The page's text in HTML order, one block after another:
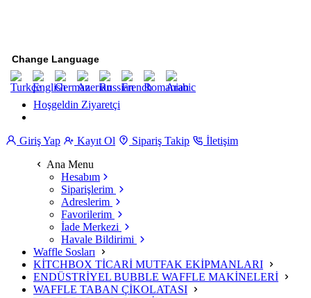
Change Language
Hoşgeldin Ziyaretçi
Giriş Yap Kayıt Ol Sipariş Takip
İletişim
Ana Menu
Hesabım
Siparişlerim
Adreslerim
Favorilerim
İade Merkezi
Havale Bildirimi
Waffle Sosları
KİTCHBOX TİCARİ MUTFAK EKİPMANLARI
ENDÜSTRİYEL BUBBLE WAFFLE MAKİNELERİ
WAFFLE TABAN ÇİKOLATASI